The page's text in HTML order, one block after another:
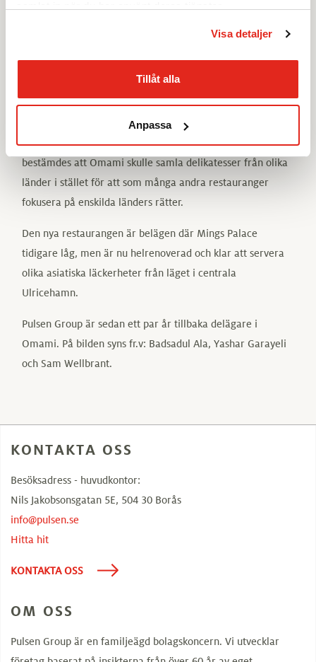
Visa detaljer
Tillåt alla
Anpassa
beställer sin mat från bordet genom att scanna QR-koder,
men får det naturligtvis serverat vid bordet av vår duktiga
Under Yashar Garayelis ledning har Omami varit en snabbt
växande framgångssaga i Västsverige. Sen den blygsamma
starten har kedjan snabbt blivit populär och väckt intresse
bland både matälskare och influencers. Redan från start
bestämdes att Omami skulle samla delikatesser från olika
länder i stället för att som många andra restauranger
fokusera på enskilda länders rätter.
Den nya restaurangen är belägen där Mings Palace
tidigare låg, men är nu helrenoverad och klar att servera
olika asiatiska läckerheter från läget i centrala
Ulricehamn.
Pulsen Group är sedan ett par år tillbaka delägare i
Omami. På bilden syns fr.v: Badsadul Ala, Yashar Garayeli
och Sam Wellbrant.
KONTAKTA OSS
Besöksadress - huvudkontor:
Nils Jakobsonsgatan 5E, 504 30 Borås
info@pulsen.se
Hitta hit
KONTAKTA OSS
OM OSS
Pulsen Group är en familjeägd bolagskoncern. Vi utvecklar